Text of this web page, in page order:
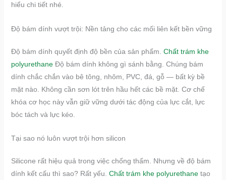
hiểu chi tiết nhé.
Độ bám dính vượt trội: Nền tảng cho các mối liên kết bền vững
Độ bám dính quyết định độ bền của sản phẩm. Chất trám khe
polyurethaneĐộ bám dính không gì sánh bằng. Chúng bám
dính chắc chắn vào bê tông, nhôm, PVC, đá, gỗ — bất kỳ bề
mặt nào. Không cần sơn lót trên hầu hết các bề mặt. Cơ chế
khóa cơ học này vẫn giữ vững dưới tác động của lực cắt, lực
bóc tách và lực kéo.
Tại sao nó luôn vượt trội hơn silicon
Silicone rất hiệu quả trong việc chống thấm. Nhưng về độ bám
dính kết cấu thì sao? Rất yếu. Chất trám khe polyurethanetạo